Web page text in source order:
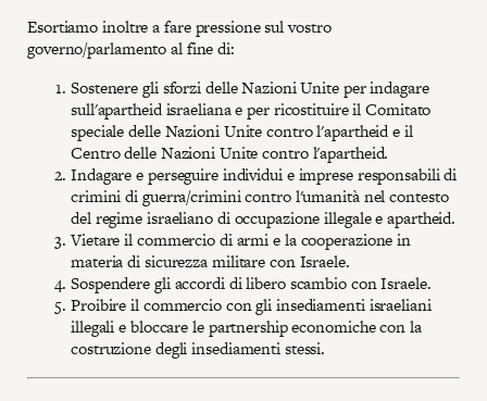
Esortiamo inoltre a fare pressione sul vostro
governo/parlamento al fine di:
Sostenere gli sforzi delle Nazioni Unite per indagare
sull'apartheid israeliana e per ricostituire il Comitato
speciale delle Nazioni Unite contro l'apartheid e il
Centro delle Nazioni Unite contro l'apartheid.
Indagare e perseguire individui e imprese responsabili di
crimini di guerra/crimini contro l'umanità nel contesto
del regime israeliano di occupazione illegale e apartheid.
Vietare il commercio di armi e la cooperazione in
materia di sicurezza militare con Israele.
Sospendere gli accordi di libero scambio con Israele.
Proibire il commercio con gli insediamenti israeliani
illegali e bloccare le partnership economiche con la
costruzione degli insediamenti stessi.